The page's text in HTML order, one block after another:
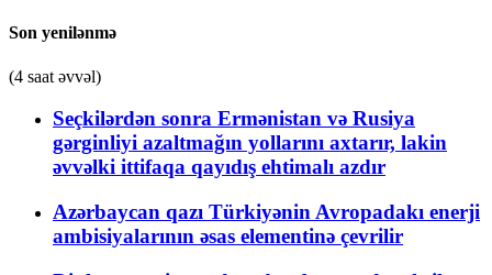
Son yenilənmə
(4 saat əvvəl)
Seçkilərdən sonra Ermənistan və Rusiya
gərginliyi azaltmağın yollarını axtarır, lakin
əvvəlki ittifaqa qayıdış ehtimalı azdır
Azərbaycan qazı Türkiyənin Avropadakı enerji
ambisiyalarının əsas elementinə çevrilir